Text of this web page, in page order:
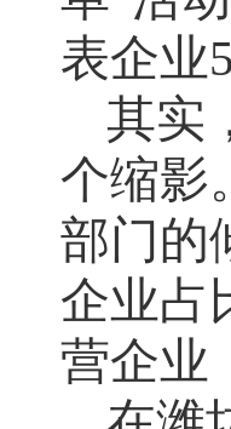
表企业
其实
个缩影
部门的
企业占
营企业